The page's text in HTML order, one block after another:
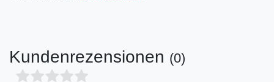
Kundenrezensionen (0)